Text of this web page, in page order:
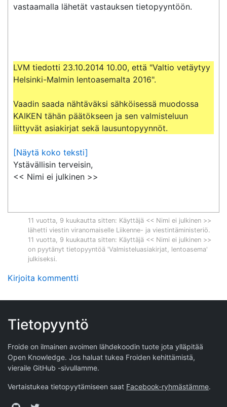
vastaamalla lähetät vastauksen tietopyyntöön.
LVM tiedotti 23.10.2014 10.00, että "Valtio vetäytyy
Helsinki-Malmin lentoasemalta 2016".
Vaadin saada nähtäväksi sähköisessä muodossa
KAIKEN tähän päätökseen ja sen valmisteluun
[Näytä koko teksti]
Ystävällisin terveisin,
<< Nimi ei julkinen >>
11 vuotta, 9 kuukautta sitten: Käyttäjä << Nimi ei julkinen >>
lähetti viestin viranomaiselle Liikenne- ja viestintäministeriö.
11 vuotta, 9 kuukautta sitten: Käyttäjä << Nimi ei julkinen >>
on pyytänyt tietopyyntöä 'Valmisteluasiakirjat, lentoasema'
julkiseksi.
Kirjoita kommentti
Tietopyyntö
Froide on ilmainen avoimen lähdekoodin tuote jota ylläpitää
Open Knowledge. Jos haluat tukea Froiden kehittämistä,
vieraile GitHub -sivullamme.
Vertaistukea tietopyytämiseen saat Facebook-ryhmästämme.